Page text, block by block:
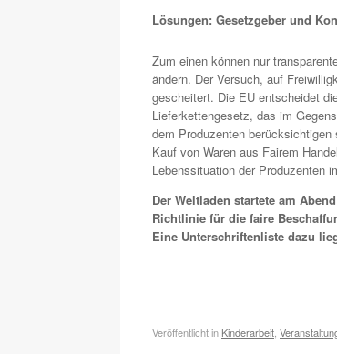
Lösungen: Gesetzgeber und
Zum einen können nur
ändern. Der Versuch, auf
gescheitert. Die EU entscheidet
Lieferkettengesetz, das im
dem Produzenten
Kauf von Waren aus Fairem
Lebenssituation der Produzenten
Der Weltladen startete am
Richtlinie für die faire
Eine Unterschriftenliste dazu
Veröffentlicht in Kinderarbeit,